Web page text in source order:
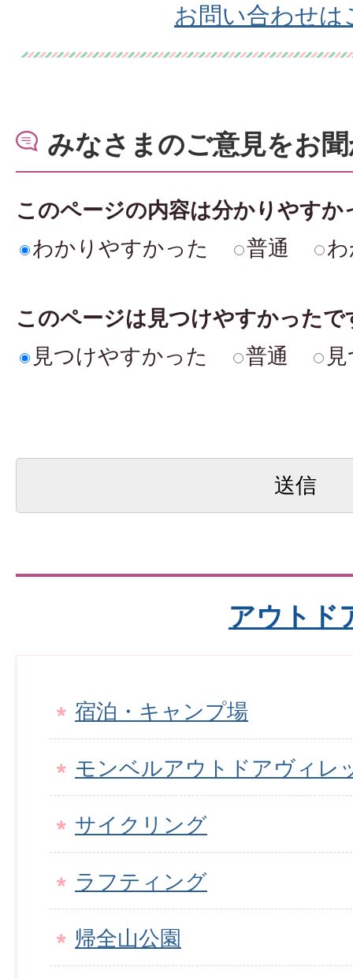
お問い合わせは
みなさまのご意見をお
このページの内容は分かりやすか
わかりやすかった
普通
このページは見つけやすかったで
見つけやすかった
普通
アウトド
宿泊・キャンプ場
モンベルアウトドアヴィレ
サイクリング
ラフティング
帰全山公園